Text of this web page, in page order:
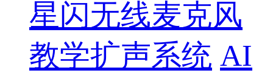
星闪无线麦克风
教学扩声系统 AI